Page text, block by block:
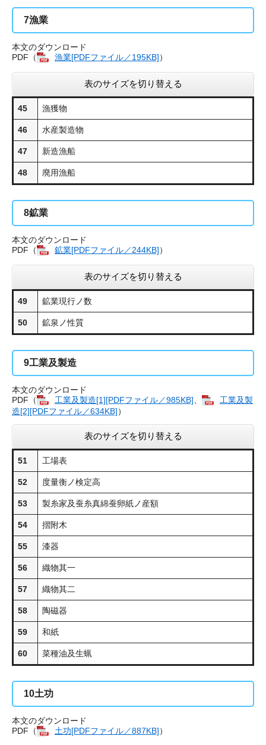
7漁業
本文のダウンロード
PDF（
漁業​[PDFファイル／195KB]）
表のサイズを切り替える
45 漁獲物
46 水産製造物
47 新造漁船
48 廃用漁船
8鉱業
本文のダウンロード
PDF（
鉱業​[PDFファイル／244KB]）
表のサイズを切り替える
49 鉱業現行ノ数
50 鉱泉ノ性質
9工業及製造
本文のダウンロード
PDF（
工業及製造​[1][PDFファイル／985KB]
工業及製
造​[2][PDFファイル／634KB]）
表のサイズを切り替える
51 工場表
52 度量衡ノ検定高
53 製糸家及蚕糸真綿蚕卵紙ノ産額
54 摺附木
55 漆器
56 織物其一
57 織物其二
58 陶磁器
59 和紙
60 菜種油及生蝋
10土功
本文のダウンロード
PDF（
土功​[PDFファイル／887KB]）